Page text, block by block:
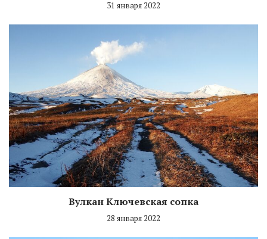
31 января 2022
Вулкан Ключевская сопка
28 января 2022